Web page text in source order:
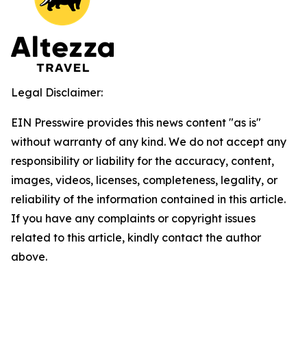
Legal Disclaimer:
EIN Presswire provides this news content "as is"
without warranty of any kind. We do not accept any
responsibility or liability for the accuracy, content,
images, videos, licenses, completeness, legality, or
reliability of the information contained in this article.
If you have any complaints or copyright issues
related to this article, kindly contact the author
above.